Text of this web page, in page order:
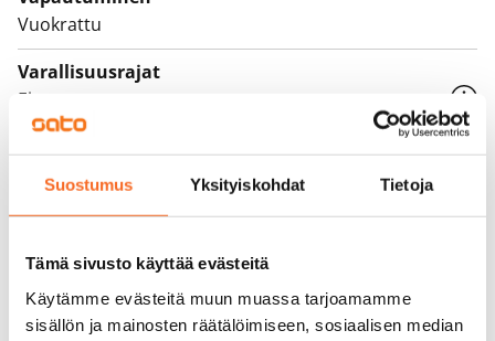
Suostumus Yksityiskohdat Tietoja
Tämä sivusto käyttää evästeitä
Käytämme evästeitä muun muassa tarjoamamme
sisällön ja mainosten räätälöimiseen, sosiaalisen median
Vuokrattu
Varallisuusrajat
Ei
Vuokravakuus
0 €, (yrityksille min. 1 kk vuokra)
Kotivakuutus
Pakollinen, ei sisälly vuokraan